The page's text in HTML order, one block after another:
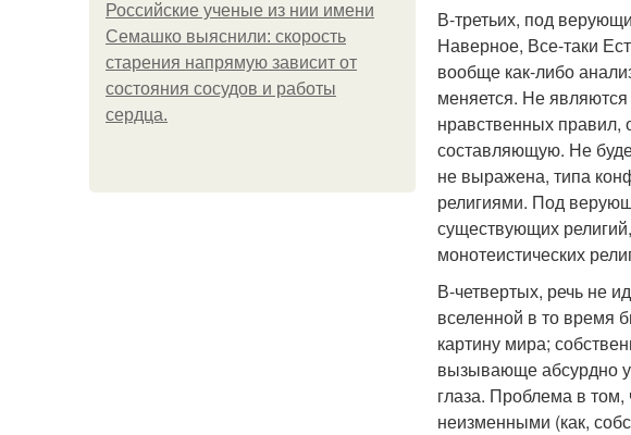
Российские ученые из нии имени
Семашко выяснили: скорость
старения напрямую зависит от
состояния сосудов и работы
сердца.
В-третьих, под
Наверное, Все-таки
вообще как-либо
меняется. Не
нравственных правил,
составляющую. Не
не выражена, типа
религиями. Под
существующих
монотеистических
В-четвертых, речь не
вселенной в то время
картину мира;
вызывающе абсурдно
глаза. Проблема в
неизменными (как,